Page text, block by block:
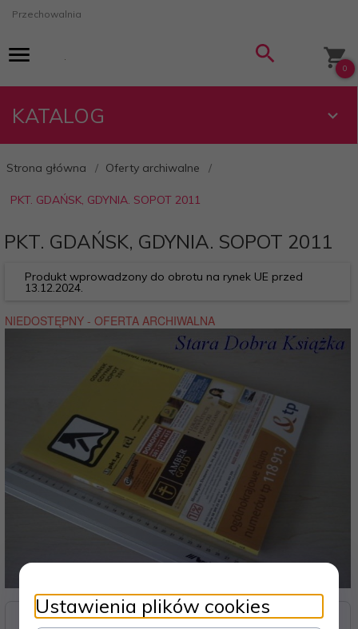
Przechowalnia
0
KATALOG
Strona główna Oferty archiwalne
PKT. GDAŃSK, GDYNIA. SOPOT 2011
PKT. GDAŃSK, GDYNIA. SOPOT 2011
Produkt wprowadzony do obrotu na rynek UE przed
13.12.2024.
Zasoby dotyczące bezpieczeństwa i produktów
Ustawienia plików cookies